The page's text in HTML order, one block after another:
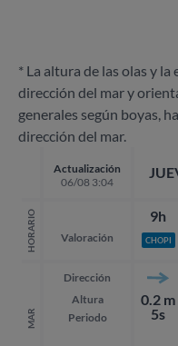
* La altura de las olas y
dirección del mar y
generales según boyas,
dirección del mar.
Actualización
06/08 3:04
HORARIO Valoración
MAR
Dirección
Altura
Periodo
9h
CHOPI
0.2 m
5s